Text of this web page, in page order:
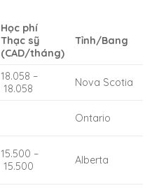
Học phí
Thạc sỹ
(CAD/tháng)
Tỉnh/Bang
18.058 –
18.058
Nova Scotia
Ontario
15.500 –
15.500
Alberta